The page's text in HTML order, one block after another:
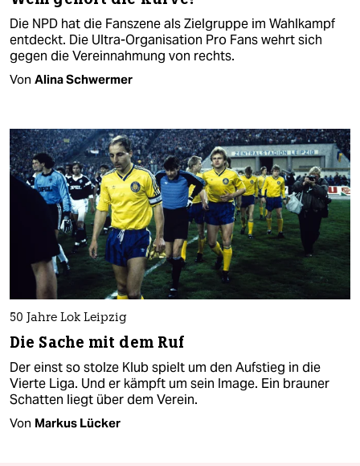
Die NPD hat die Fanszene als Zielgruppe im Wahlkampf
entdeckt. Die Ultra-Organisation Pro Fans wehrt sich
gegen die Vereinnahmung von rechts.
Von Alina Schwermer
50 Jahre Lok Leipzig
Die Sache mit dem Ruf
Der einst so stolze Klub spielt um den Aufstieg in die
Vierte Liga. Und er kämpft um sein Image. Ein brauner
Schatten liegt über dem Verein.
Von Markus Lücker